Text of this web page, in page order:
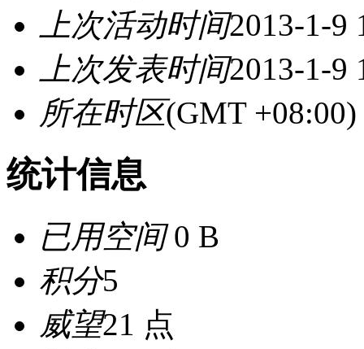
上次活动时间2013-1-9
上次发表时间2013-1-9
所在时区(GMT
统计信息
已用空间0 B
积分5
威望21 点